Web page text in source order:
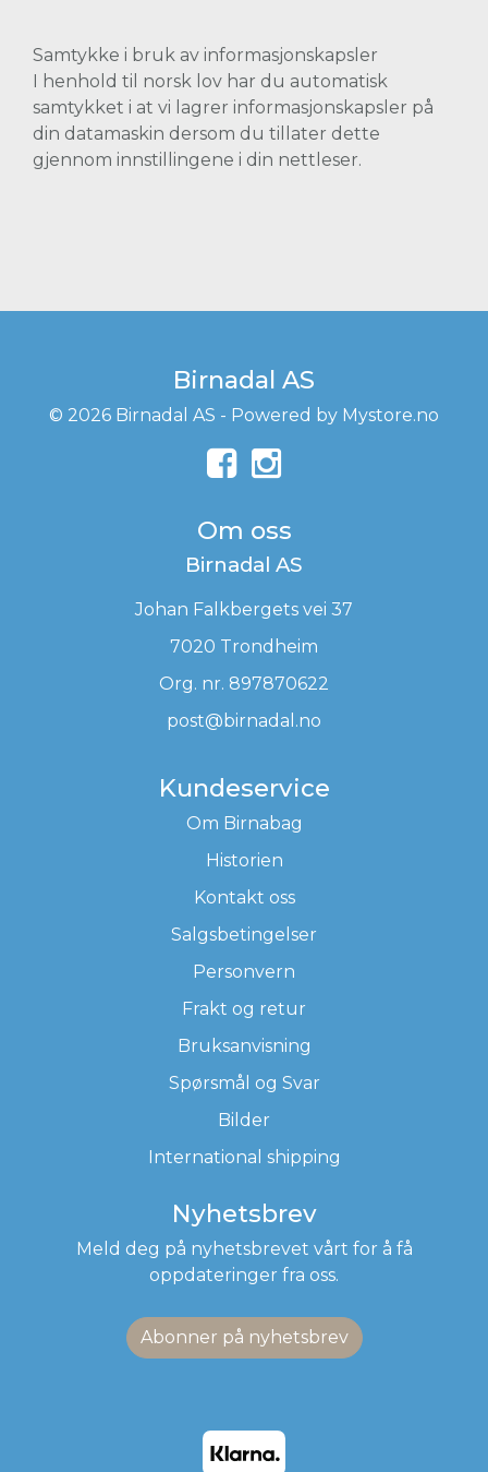
Samtykke i bruk av informasjonskapsler
I henhold til norsk lov har du automatisk
samtykket i at vi lagrer informasjonskapsler på
din datamaskin dersom du tillater dette
gjennom innstillingene i din nettleser.
Birnadal AS
© 2026 Birnadal AS - Powered by Mystore.no
Om oss
Birnadal AS
Johan Falkbergets vei 37
7020 Trondheim
Org. nr. 897870622
post@birnadal.no
Kundeservice
Om Birnabag
Historien
Kontakt oss
Salgsbetingelser
Personvern
Frakt og retur
Bruksanvisning
Spørsmål og Svar
Bilder
International shipping
Nyhetsbrev
Meld deg på nyhetsbrevet vårt for å få
oppdateringer fra oss.
Abonner på nyhetsbrev